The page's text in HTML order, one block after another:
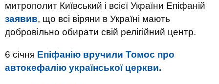
митрополит Київський і всієї України Епіфаній
заявив, що всі віряни в Україні мають
добровільно обирати свій релігійний центр.
6 січня Епіфанію вручили Томос про
автокефалію української церкви.